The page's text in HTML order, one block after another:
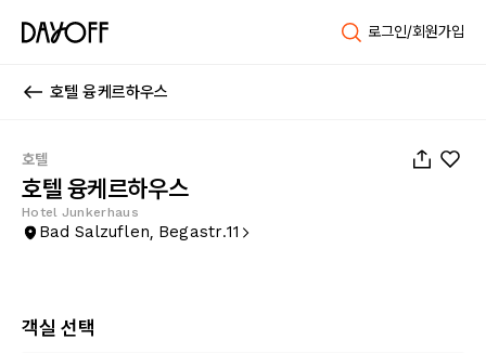
로그인/회원가입
호텔 융케르하우스
호텔
호텔 융케르하우스
Hotel Junkerhaus
Bad Salzuflen, Begastr.11
객실 선택